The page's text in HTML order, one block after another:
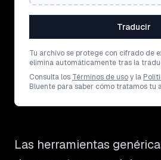
Traducir
Tu archivo se protege con cifrado de
elimina automáticamente tras la
Consulta los Términos de usoy la
Bluente para saber cómo tratamos tu
Las herramientas